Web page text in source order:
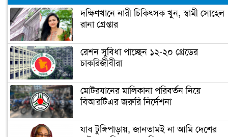
দক্ষিণখানে নারী চিকিৎসক খুন, স্বামী সোহেল
রানা গ্রেপ্তার
রেশন সুবিধা পাচ্ছেন ১২-২০ গ্রেডের
চাকরিজীবীরা
মোটরযানের মালিকানা পরিবর্তন নিয়ে
বিআরটিএর জরুরি নির্দেশনা
যাব টুঙ্গিপাড়ায়, জানতামই না আমি দেশের